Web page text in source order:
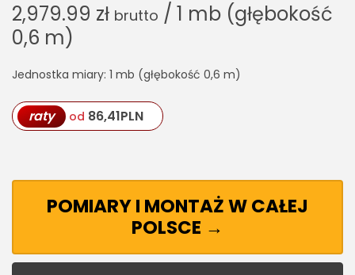
2,979.99 zł brutto / 1 mb (głębokość
0,6 m)
Jednostka miary: 1 mb (głębokość 0,6 m)
raty od 86,41PLN
POMIARY I MONTAŻ W CAŁEJ
POLSCE →